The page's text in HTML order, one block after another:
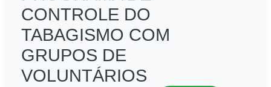
CONTROLE DO
TABAGISMO COM
GRUPOS DE
VOLUNTÁRIOS